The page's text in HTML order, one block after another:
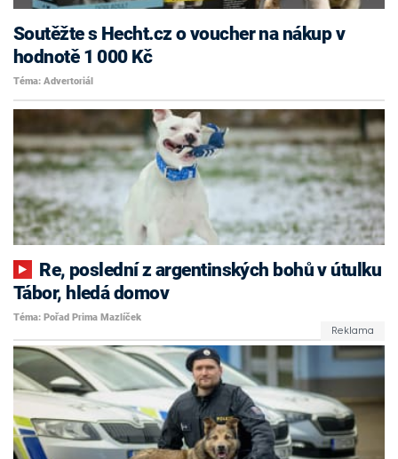
Soutěžte s Hecht.cz o voucher na nákup v
hodnotě 1 000 Kč
Téma: Advertoriál
Tábor, hledá domov
Téma: Pořad Prima Mazlíček